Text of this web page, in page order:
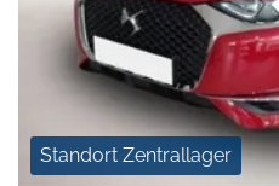
Standort Zentrallager